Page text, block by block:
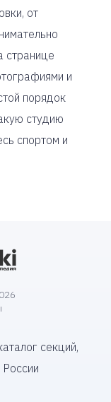
от
странице
и
порядок
студию
спортом и
секций,